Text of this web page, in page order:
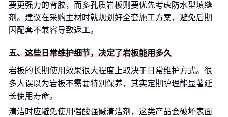
要更强力的背胶，而多孔质岩板则要优先考虑防水型填缝
剂。建议在采购主材时就规划好全套施工方案，避免后期
因配套不兼容导致返工。
五、这些日常维护细节，决定了岩板能用多久
岩板的长期使用效果很大程度上取决于日常维护方式。很
多人误以为岩板不需要特别保养，其实定期护理能显著延
长使用寿命。
清洁时应避免使用强酸强碱清洁剂，这类产品会破坏表面